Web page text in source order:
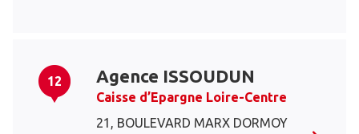
12 Agence ISSOUDUN
Caisse d’Epargne Loire-Centre
21, BOULEVARD MARX DORMOY